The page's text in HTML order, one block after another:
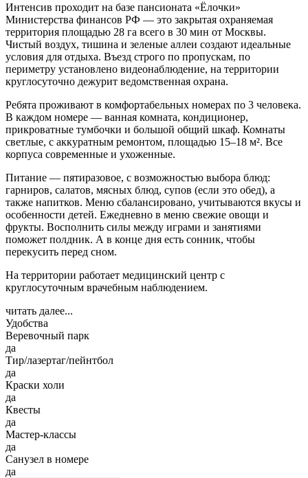
Интенсив проходит на базе пансионата «Ёлочки»
Министерства финансов РФ — это закрытая охраняемая
территория площадью 28 га всего в 30 мин от Москвы.
Чистый воздух, тишина и зеленые аллеи создают идеальные
условия для отдыха. Въезд строго по пропускам, по
периметру установлено видеонаблюдение, на территории
круглосуточно дежурит ведомственная охрана.
Ребята проживают в комфортабельных номерах по 3 человека.
В каждом номере — ванная комната, кондиционер,
прикроватные тумбочки и большой общий шкаф. Комнаты
светлые, с аккуратным ремонтом, площадью 15–18 м². Все
корпуса современные и ухоженные.
Питание — пятиразовое, с возможностью выбора блюд:
гарниров, салатов, мясных блюд, супов (если это обед), а
также напитков. Меню сбалансировано, учитываются вкусы и
особенности детей. Ежедневно в меню свежие овощи и
фрукты. Восполнить силы между играми и занятиями
поможет полдник. А в конце дня есть сонник, чтобы
перекусить перед сном.
На территории работает медицинский центр с
круглосуточным врачебным наблюдением.
читать далее...
Удобства
Веревочный парк
да
Тир/лазертаг/пейнтбол
да
Краски холи
да
Квесты
да
Мастер-классы
да
Санузел в номере
да